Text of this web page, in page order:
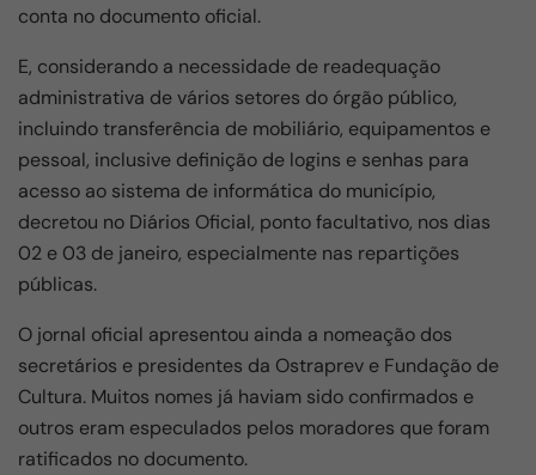
conta no documento oficial.
E, considerando a necessidade de readequação
administrativa de vários setores do órgão público,
incluindo transferência de mobiliário, equipamentos e
pessoal, inclusive definição de logins e senhas para
acesso ao sistema de informática do município,
decretou no Diários Oficial, ponto facultativo, nos dias
02 e 03 de janeiro, especialmente nas repartições
públicas.
O jornal oficial apresentou ainda a nomeação dos
secretários e presidentes da Ostraprev e Fundação de
Cultura. Muitos nomes já haviam sido confirmados e
outros eram especulados pelos moradores que foram
ratificados no documento.